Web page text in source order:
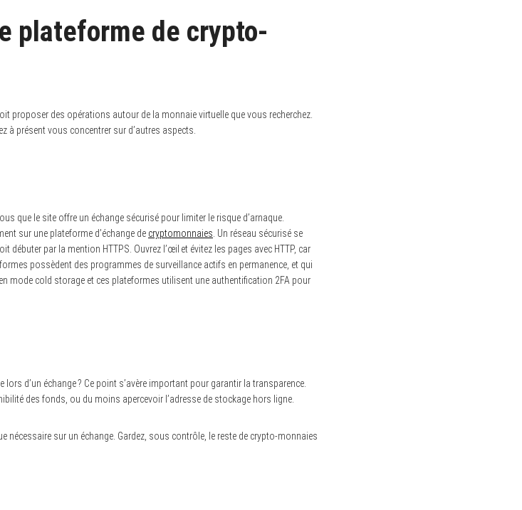
plateforme de crypto-
proposer des opérations autour de la monnaie virtuelle que vous recherchez.
à présent vous concentrer sur d’autres aspects.
que le site offre un échange sécurisé pour limiter le risque d’arnaque.
sur une plateforme d’échange de cryptomonnaies . Un réseau sécurisé se
débuter par la mention HTTPS. Ouvrez l’œil et évitez les pages avec HTTP, car
possèdent des programmes de surveillance actifs en permanence, et qui
mode cold storage et ces plateformes utilisent une authentification 2FA pour
d’un échange ? Ce point s’avère important pour garantir la transparence.
des fonds, ou du moins apercevoir l’adresse de stockage hors ligne.
nécessaire sur un échange. Gardez, sous contrôle, le reste de crypto-monnaies